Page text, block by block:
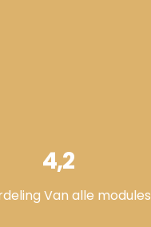
4,2
Van alle modules